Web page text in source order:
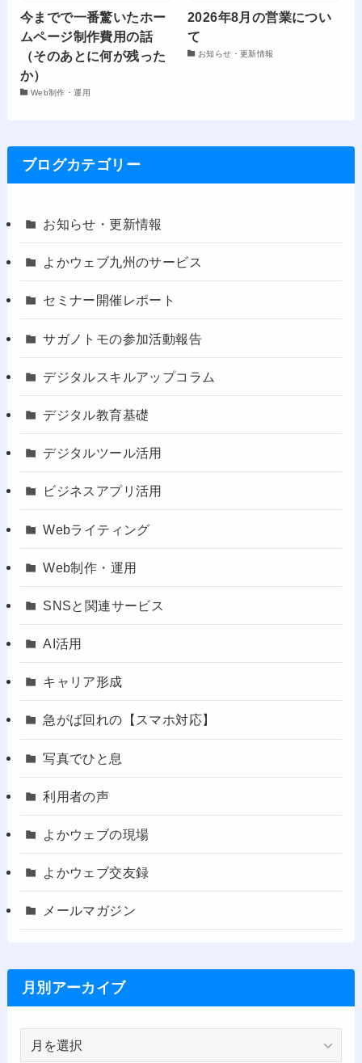
今までで一番驚いたホー
ムページ制作費用の話
（そのあとに何が残った
か）
Web制作・運用
2026年8月の営業につい
て
お知らせ・更新情報
ブログカテゴリー
お知らせ・更新情報
よかウェブ九州のサービス
セミナー開催レポート
サガノトモの参加活動報告
デジタルスキルアップコラム
デジタル教育基礎
デジタルツール活用
ビジネスアプリ活用
Webライティング
Web制作・運用
SNSと関連サービス
AI活用
キャリア形成
急がば回れの【スマホ対応】
写真でひと息
利用者の声
よかウェブの現場
よかウェブ交友録
メールマガジン
月別アーカイブ